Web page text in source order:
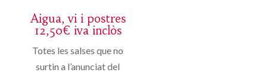
Aigua, vi i postres
12,50€ iva inclòs
Totes les salses que no
surtin a l’anunciat del